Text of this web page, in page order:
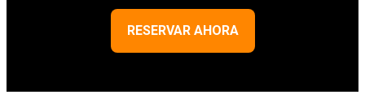
RESERVAR AHORA